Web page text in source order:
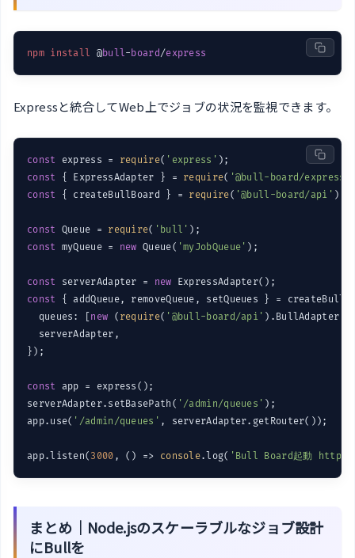
npm install @bull-board/express
Expressと統合してWeb上でジョブの状況を監視できます。
const express = require( 'express'
const { ExpressAdapter } = require( '@bull-board/express'
const { createBullBoard } = require( '@bull-board/api' );
const Queue = require( 'bull'
const myQueue = new Queue( 'myJobQueue' );
const serverAdapter = new
const { addQueue, removeQueue, setQueues } =
  queues: [
new ( require( '@bull-board/api'
  serverAdapter,
});
const app = express();
serverAdapter.setBasePath( '/admin/queues' );
app.use( '/admin/queues' , serverAdapter.getRouter());
app.listen( 3000 , () => console.log( 'Bull Board起動
まとめ｜Node.jsのスケーラブルなジョブ設計
にBullを